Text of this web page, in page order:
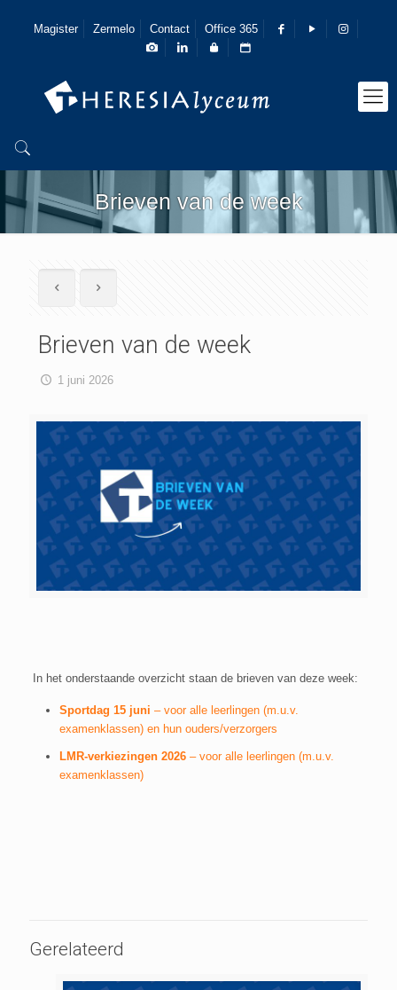
Magister Zermelo Contact Office 365
Brieven van de week
Brieven van de week
1 juni 2026
In het onderstaande overzicht staan de brieven van deze week:
Sportdag 15 juni – voor alle leerlingen (m.u.v.
examenklassen) en hun ouders/verzorgers
LMR-verkiezingen 2026– voor alle leerlingen (m.u.v.
examenklassen)
Gerelateerd